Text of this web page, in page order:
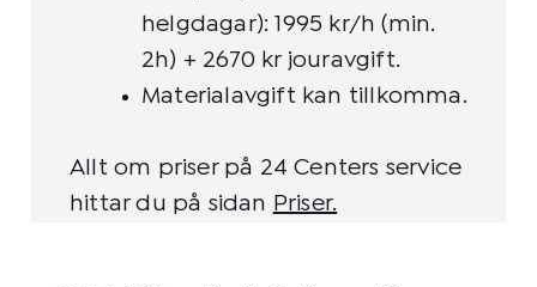
helgdagar): 1995 kr/h (min.
2h) + 2670 kr jouravgift.
Materialavgift kan tillkomma.
Allt om priser på 24 Centers service
hittar du på sidan Priser.